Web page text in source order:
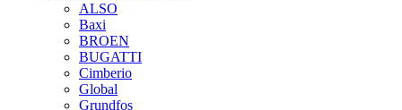
ALSO
Baxi
BROEN
BUGATTI
Cimberio
Global
Grundfos